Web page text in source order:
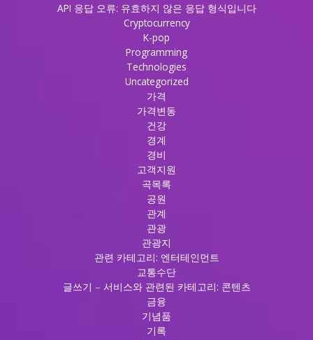
API 응답 오류: 유효하지 않은 응답 형식입니다
Cryptocurrency
K-pop
Programming
Technologies
Uncategorized
가격
가격변동
건강
경계
경비
고객지원
곡목록
공원
관계
관광
관광지
관련 카테고리: 엔터테인먼트
교통수단
글쓰기 – 서비스와 관련된 카테고리: 콘텐츠
금융
기념품
기록